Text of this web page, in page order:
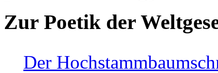
Zur Poetik der
Der